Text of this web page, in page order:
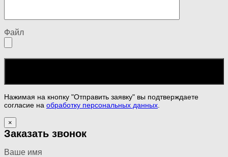
Файл
Нажимая на кнопку "Отправить заявку" вы подтверждаете
согласие на обработку персональных данных.
×
Заказать звонок
Ваше имя